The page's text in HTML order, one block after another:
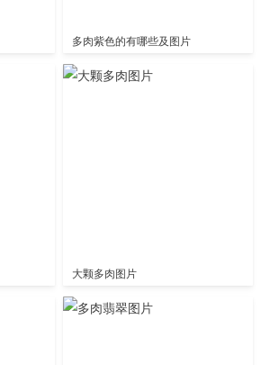
多肉紫色的有哪些及图片
大颗多肉图片